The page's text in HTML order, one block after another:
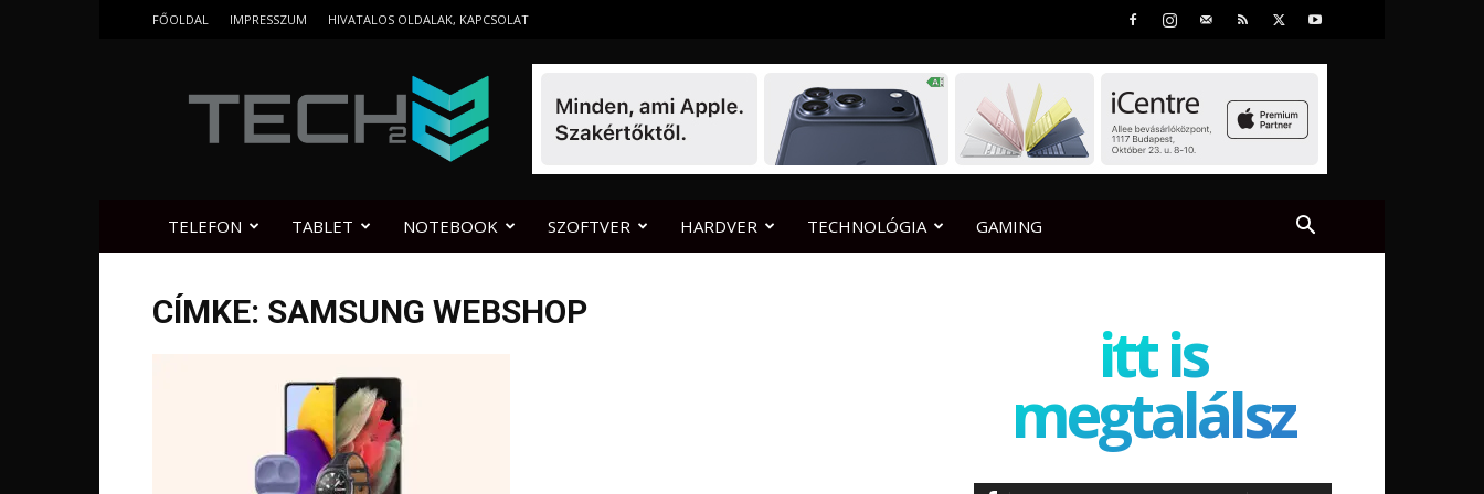
FŐOLDAL IMPRESSZUM HIVATALOS OLDALAK, KAPCSOLAT
TELEFON TABLET NOTEBOOK SZOFTVER HARDVER TECHNOLÓGIA GAMING
CÍMKE: SAMSUNG WEBSHOP
itt is
megtalálsz